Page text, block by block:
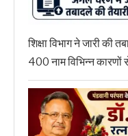
शिक्षा विभाग ने जारी की
400 नाम विभिन्न कारणों